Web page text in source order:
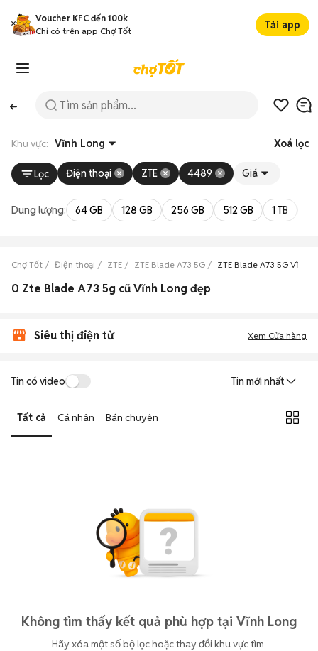
Voucher KFC đến 100k
Chỉ có trên app Chợ Tốt
Tải app
Khu vực: Vĩnh Long Xoá lọc
Lọc Điện thoại ZTE 4489 Giá
Dung lượng: 64 GB 128 GB 256 GB 512 GB 1 TB
Chợ Tốt Điện thoại ZTE ZTE Blade A73 5G ZTE Blade A73 5G Vĩnh
0 Zte Blade A73 5g cũ Vĩnh Long đẹp
Siêu thị điện tử Xem Cửa hàng
Tin có video Tin mới nhất
Tất cả Cá nhân Bán chuyên
Không tìm thấy kết quả phù hợp tại Vĩnh Long
Hãy xóa một số bộ lọc hoặc thay đổi khu vực tìm